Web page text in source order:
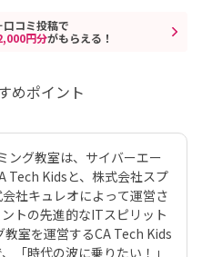
コミ投稿で
円分がもらえる！
めポイント
ング教室は、サイバーエー
Tech Kidsと、株式会社スプ
社キュレオによって運営さ
トの先進的なITスピリット
室を運営するCA Tech Kids
「時代の波に乗りたい！」